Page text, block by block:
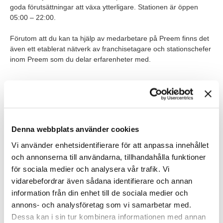
Denna webbplats använder cookies
Vi använder enhetsidentifierare för att anpassa innehållet
och annonserna till användarna, tillhandahålla funktioner
för sociala medier och analysera vår trafik. Vi
vidarebefordrar även sådana identifierare och annan
information från din enhet till de sociala medier och
annons- och analysföretag som vi samarbetar med.
Dessa kan i sin tur kombinera informationen med annan
goda förutsättningar att växa ytterligare. Stationen är öppen
05:00 – 22:00.
Förutom att du kan ta hjälp av medarbetare på Preem finns det
även ett etablerat nätverk av franchisetagare och stationschefer
inom Preem som du delar erfarenheter med.
ledarskap
sälj
service
Du bör ha viljan och drivet att kunna utveckla dina medarbetare
och butiken. Har du erfarenhet av att driva eget företag är detta